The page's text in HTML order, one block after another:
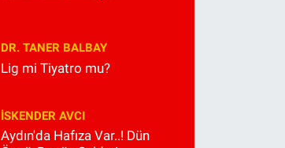
DR. TANER BALBAY
Lig mi Tiyatro mu?
İSKENDER AVCI
Aydın'da Hafıza Var..! Dün